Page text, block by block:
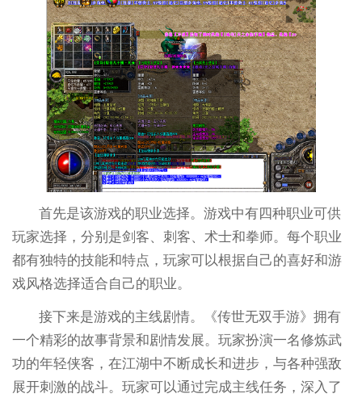
首先是该游戏的职业选择。游戏中有四种职业可供
玩家选择，分别是剑客、刺客、术士和拳师。每个职业
都有独特的技能和特点，玩家可以根据自己的喜好和游
戏风格选择适合自己的职业。
接下来是游戏的主线剧情。《传世无双手游》拥有
一个精彩的故事背景和剧情发展。玩家扮演一名修炼武
功的年轻侠客，在江湖中不断成长和进步，与各种强敌
展开刺激的战斗。玩家可以通过完成主线任务，深入了